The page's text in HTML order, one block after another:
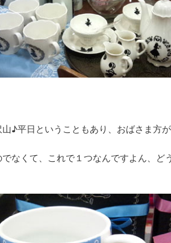
♪平日ということもあり、おばさま方が
なくて、これで１つなんですよん、ど